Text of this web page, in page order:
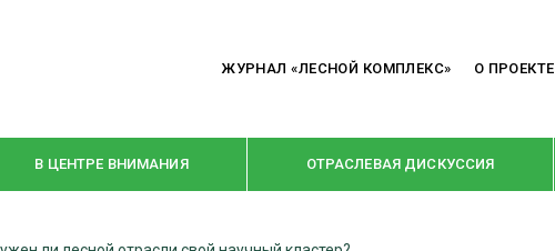
ЖУРНАЛ «ЛЕСНОЙ КОМПЛЕКС» О ПРОЕКТЕ
В ЦЕНТРЕ ВНИМАНИЯ ОТРАСЛЕВАЯ ДИСКУССИЯ